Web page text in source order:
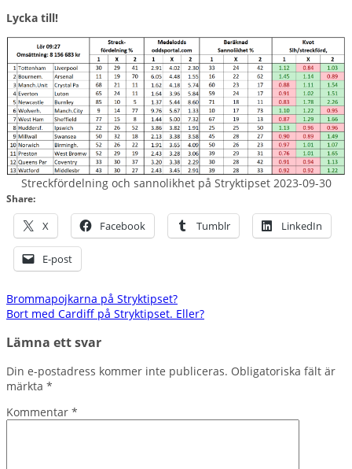
Lycka till!
Streckfördelning och sannolikhet på Stryktipset 2023-09-30
Share:
X Facebook Tumblr LinkedIn
E-post
Inläggsnavigering
Brommapojkarna på Stryktipset?
Bort med Cardiff på Stryktipset. Eller?
Lämna ett svar
Din e-postadress kommer inte publiceras. Obligatoriska fält är
märkta *
Kommentar *